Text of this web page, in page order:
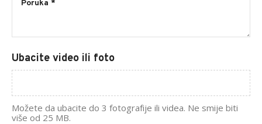
Ubacite video ili foto
Možete da ubacite do 3 fotografije ili videa. Ne smije biti
više od 25 MB.